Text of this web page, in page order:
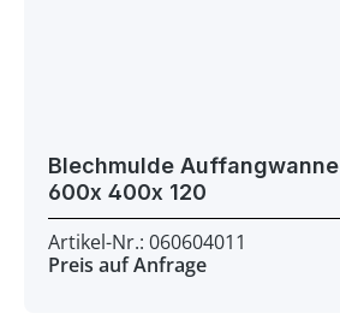
Blechmulde Auffangwanne - Beispiel:
600x 400x 120
Artikel-Nr.: 060604011
Preis auf Anfrage